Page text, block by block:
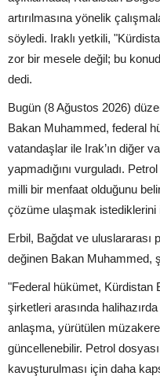
artırılmasına yönelik
söyledi. Iraklı yetkili,
zor bir mesele değil; bu
dedi.
Bugün (8 Ağustos 2026)
Bakan Muhammed, federal
vatandaşlar ile Irak’ın diğer
yapmadığını vurguladı.
milli bir menfaat olduğunu
çözüme ulaşmak istediklerini
Erbil, Bağdat ve uluslararası
değinen Bakan Muhammed,
"Federal hükümet, Kürdistan
şirketleri arasında
anlaşma, yürütülen
güncellenebilir. Petrol
kavuşturulması için daha